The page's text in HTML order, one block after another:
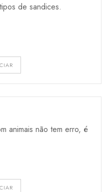
de sandices.
animais não tem erro, é